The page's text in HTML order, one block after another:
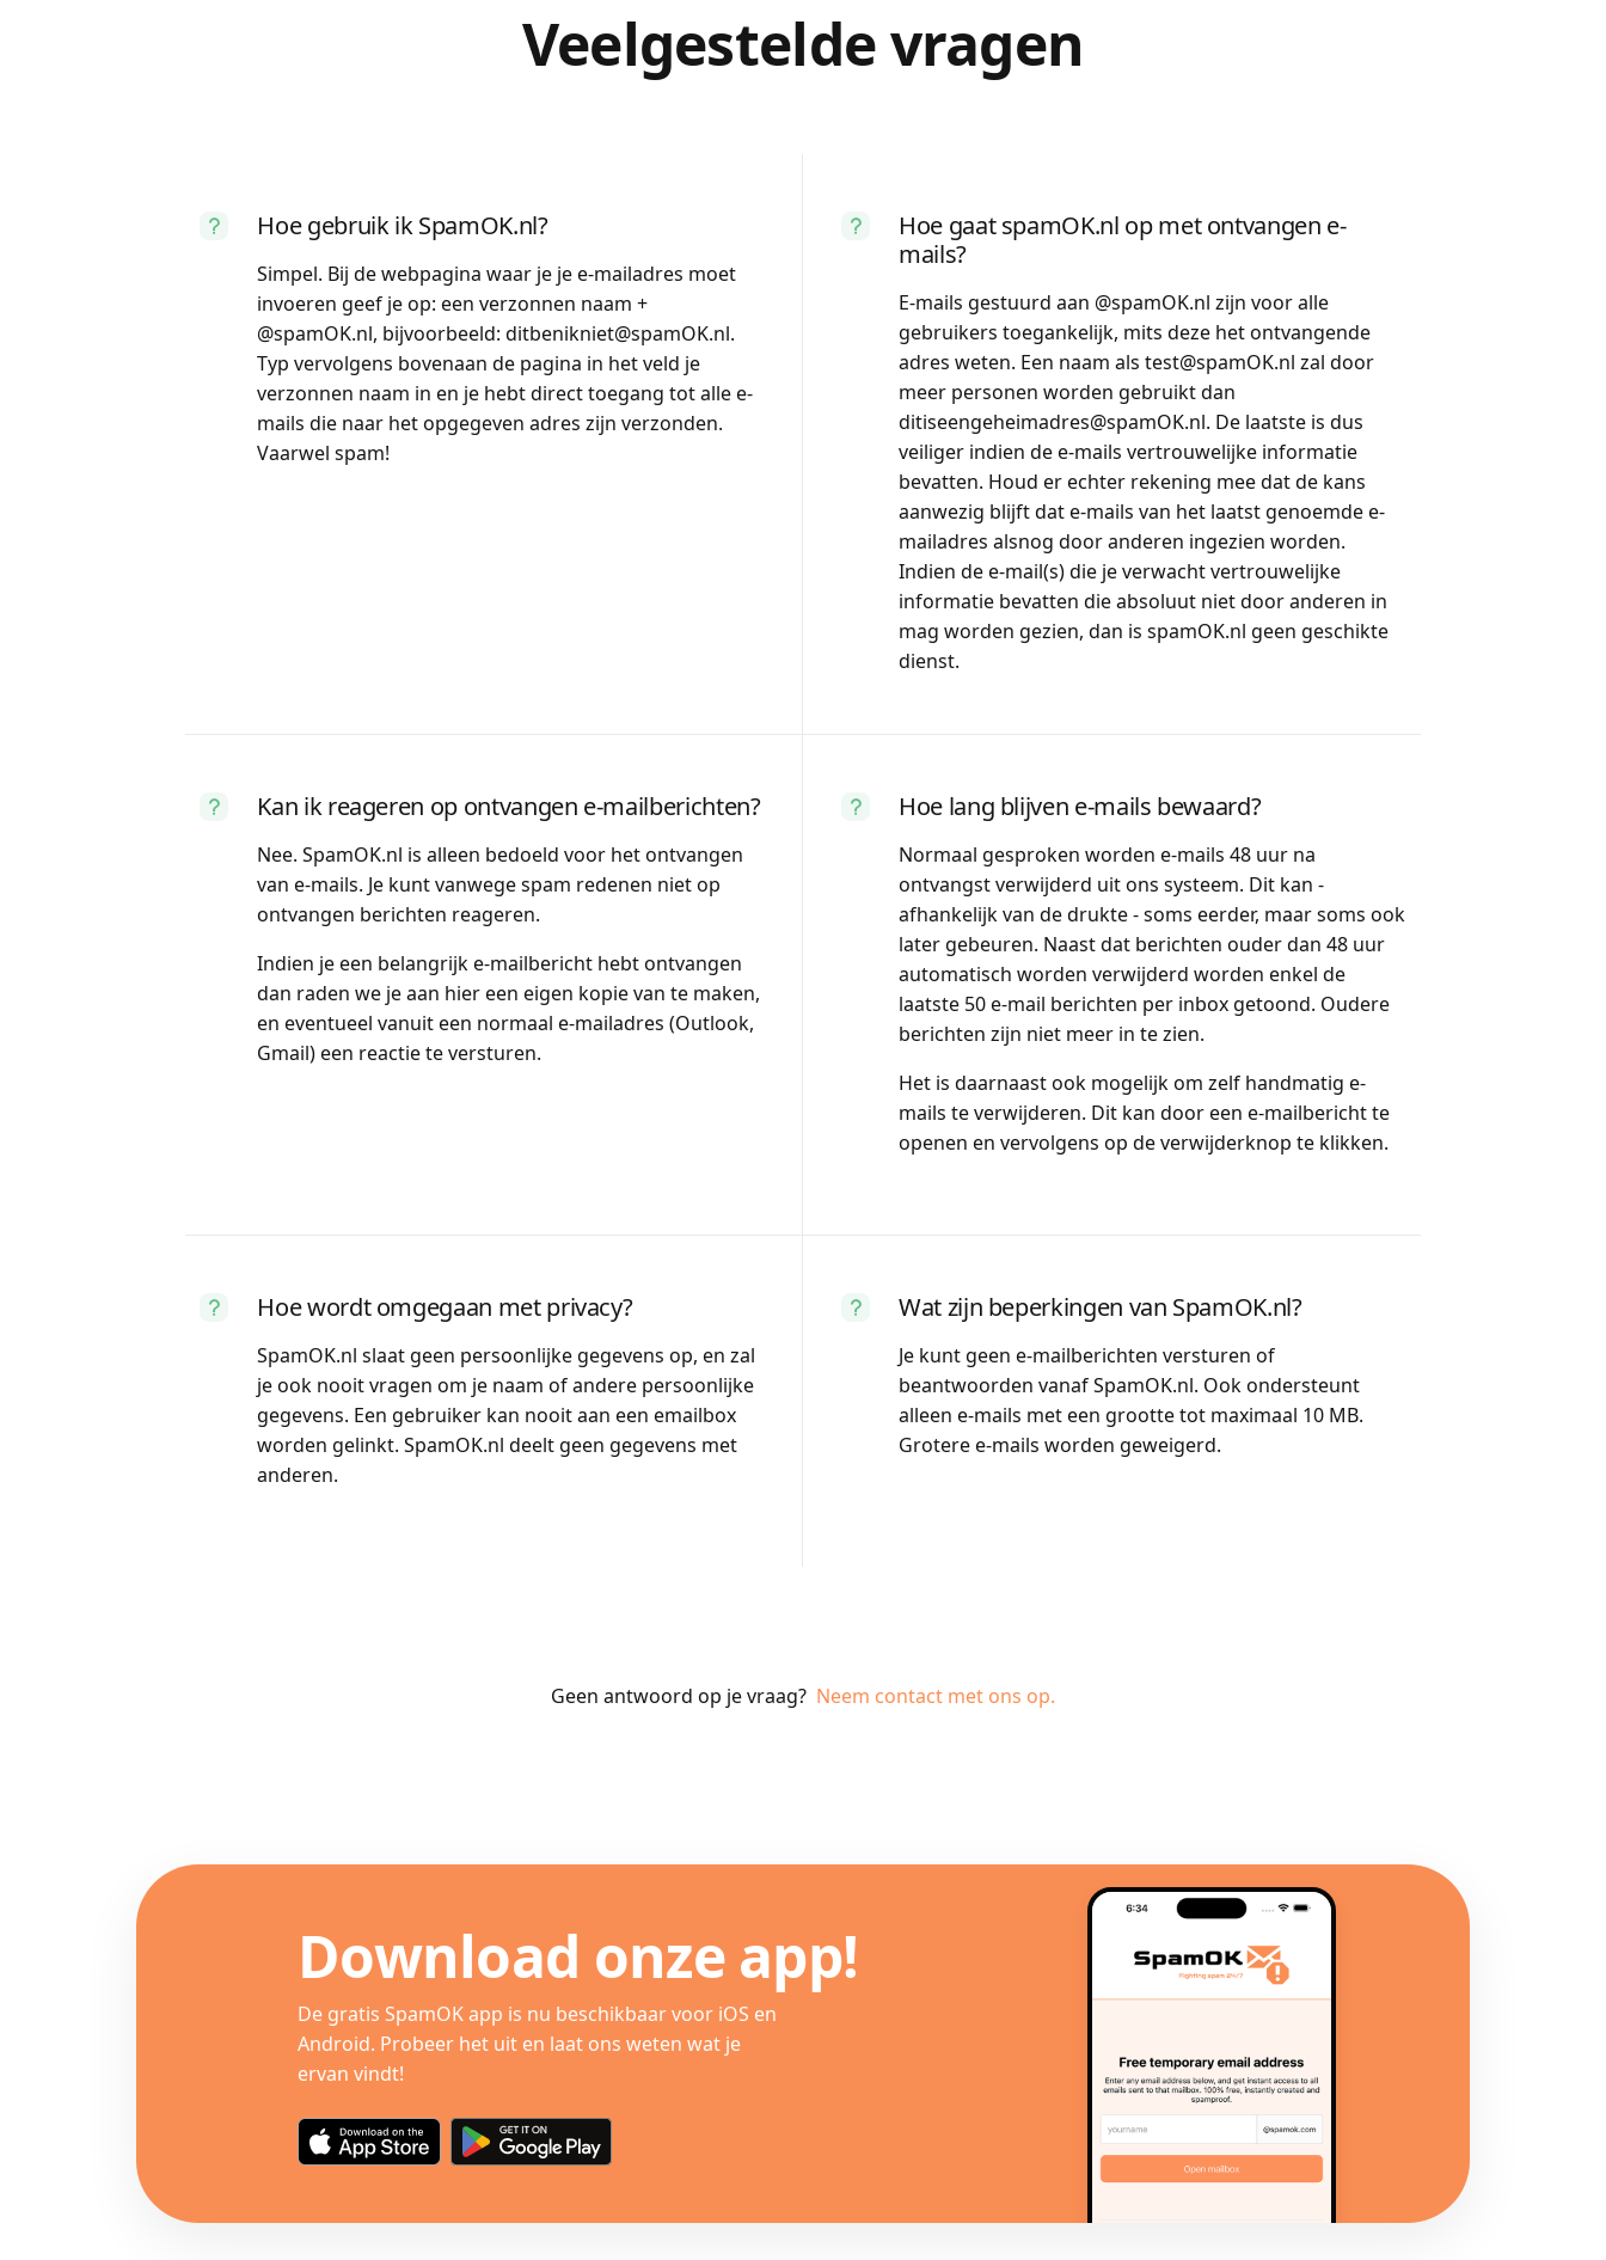
Veelgestelde vragen
Hoe gebruik ik SpamOK.nl?
Simpel. Bij de webpagina waar je je e-mailadres moet
invoeren geef je op: een verzonnen naam +
@spamOK.nl, bijvoorbeeld: ditbenikniet@spamOK.nl.
Typ vervolgens bovenaan de pagina in het veld je
verzonnen naam in en je hebt direct toegang tot alle e-
mails die naar het opgegeven adres zijn verzonden.
Vaarwel spam!
Hoe gaat spamOK.nl op met ontvangen e-
mails?
E-mails gestuurd aan @spamOK.nl zijn voor alle
gebruikers toegankelijk, mits deze het ontvangende
adres weten. Een naam als test@spamOK.nl zal door
meer personen worden gebruikt dan
ditiseengeheimadres@spamOK.nl. De laatste is dus
veiliger indien de e-mails vertrouwelijke informatie
bevatten. Houd er echter rekening mee dat de kans
aanwezig blijft dat e-mails van het laatst genoemde e-
mailadres alsnog door anderen ingezien worden.
Indien de e-mail(s) die je verwacht vertrouwelijke
informatie bevatten die absoluut niet door anderen in
mag worden gezien, dan is spamOK.nl geen geschikte
dienst.
Kan ik reageren op ontvangen e-mailberichten?
Nee. SpamOK.nl is alleen bedoeld voor het ontvangen
van e-mails. Je kunt vanwege spam redenen niet op
ontvangen berichten reageren.
Indien je een belangrijk e-mailbericht hebt ontvangen
dan raden we je aan hier een eigen kopie van te maken,
en eventueel vanuit een normaal e-mailadres (Outlook,
Gmail) een reactie te versturen.
Hoe lang blijven e-mails bewaard?
Normaal gesproken worden e-mails 48 uur na
ontvangst verwijderd uit ons systeem. Dit kan -
afhankelijk van de drukte - soms eerder, maar soms ook
later gebeuren. Naast dat berichten ouder dan 48 uur
automatisch worden verwijderd worden enkel de
laatste 50 e-mail berichten per inbox getoond. Oudere
berichten zijn niet meer in te zien.
Het is daarnaast ook mogelijk om zelf handmatig e-
mails te verwijderen. Dit kan door een e-mailbericht te
openen en vervolgens op de verwijderknop te klikken.
Hoe wordt omgegaan met privacy?
SpamOK.nl slaat geen persoonlijke gegevens op, en zal
je ook nooit vragen om je naam of andere persoonlijke
gegevens. Een gebruiker kan nooit aan een emailbox
worden gelinkt. SpamOK.nl deelt geen gegevens met
anderen.
Wat zijn beperkingen van SpamOK.nl?
Je kunt geen e-mailberichten versturen of
beantwoorden vanaf SpamOK.nl. Ook ondersteunt
alleen e-mails met een grootte tot maximaal 10 MB.
Grotere e-mails worden geweigerd.
Geen antwoord op je vraag? Neem contact met ons op.
Download onze app!
De gratis SpamOK app is nu beschikbaar voor iOS en
Android. Probeer het uit en laat ons weten wat je
ervan vindt!